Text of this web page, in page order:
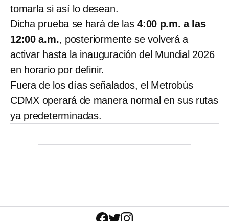
tomarla si así lo desean.
Dicha prueba se hará de las4:00 p.m. a las
12:00 a.m., posteriormente se volverá a
activar hasta la inauguración del Mundial 2026
en horario por definir.
Fuera de los días señalados, el Metrobús
CDMX operará de manera normal en sus rutas
ya predeterminadas.